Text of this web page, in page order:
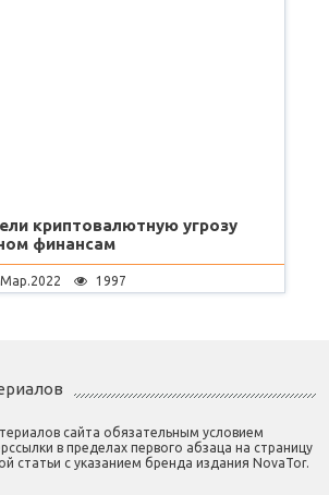
криптовалютную угрозу
финансам
1997
сайта обязательным условием
в пределах первого абзаца на страницу
статьи с указанием бренда издания NovaTor.